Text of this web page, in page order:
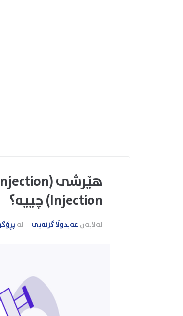
Injection) چییە؟
لەلایەن عەبدوڵا گزنەیی لە